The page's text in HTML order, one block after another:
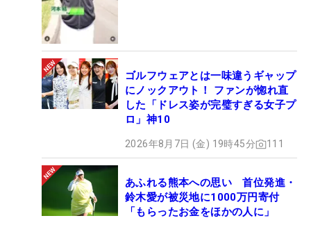
ゴルフウェアとは一味違うギャップ
にノックアウト！ ファンが惚れ直
した「ドレス姿が完璧すぎる女子プ
ロ」神10
2026年8月7日 (金) 19時45分 111
あふれる熊本への思い 首位発進・
鈴木愛が被災地に1000万円寄付
「もらったお金をほかの人に」